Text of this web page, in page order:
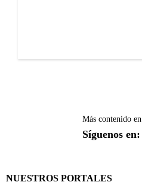
Más contenido en
Síguenos en:
NUESTROS PORTALES